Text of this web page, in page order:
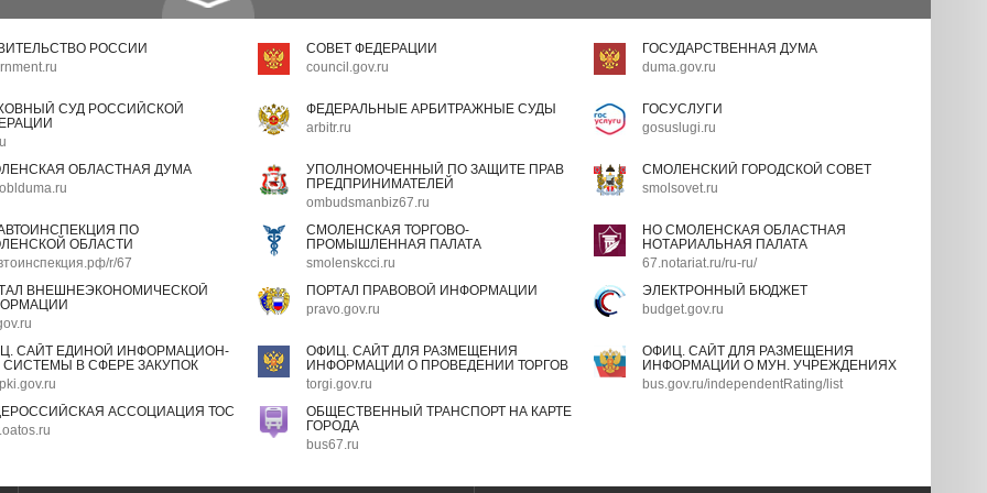
РОССИИ
СОВЕТ ФЕДЕРАЦИИ
council.gov.ru
ГОСУДАРСТВЕННАЯ ДУМА
duma.gov.ru
СУД РОССИЙСКОЙ
ФЕДЕРАЛЬНЫЕ АРБИТРАЖНЫЕ СУДЫ
arbitr.ru
ГОСУСЛУГИ
gosuslugi.ru
ОБЛАСТНАЯ ДУМА
УПОЛНОМОЧЕННЫЙ ПО ЗАЩИТЕ ПРАВ
ПРЕДПРИНИМАТЕЛЕЙ
ombudsmanbiz67.ru
СМОЛЕНСКИЙ ГОРОДСКОЙ СОВЕТ
smolsovet.ru
ПО
ОБЛАСТИ
r/67
СМОЛЕНСКАЯ ТОРГОВО-
ПРОМЫШЛЕННАЯ ПАЛАТА
smolenskcci.ru
НО СМОЛЕНСКАЯ ОБЛАСТНАЯ
НОТАРИАЛЬНАЯ ПАЛАТА
67.notariat.ru/ru-ru/
ВНЕШНЕЭКОНОМИЧЕСКОЙ
ПОРТАЛ ПРАВОВОЙ ИНФОРМАЦИИ
pravo.gov.ru
ЭЛЕКТРОННЫЙ БЮДЖЕТ
budget.gov.ru
САЙТ ЕДИНОЙ ИНФОРМАЦИОН-
СИСТЕМЫ В СФЕРЕ ЗАКУПОК
ОФИЦ. САЙТ ДЛЯ РАЗМЕЩЕНИЯ
ИНФОРМАЦИИ О ПРОВЕДЕНИИ ТОРГОВ
torgi.gov.ru
ОФИЦ. САЙТ ДЛЯ РАЗМЕЩЕНИЯ
ИНФОРМАЦИИ О МУН. УЧРЕЖДЕНИЯХ
bus.gov.ru/independentRating/list
АССОЦИАЦИЯ ТОС
ОБЩЕСТВЕННЫЙ ТРАНСПОРТ НА КАРТЕ
ГОРОДА
bus67.ru